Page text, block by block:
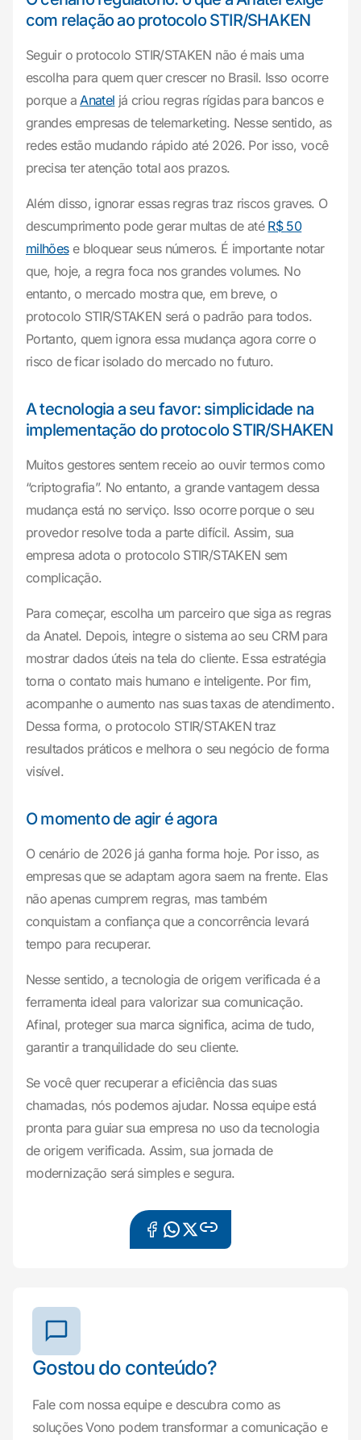
com relação ao protocolo STIR/SHAKEN
Seguir o protocolo STIR/STAKEN não é mais uma
escolha para quem quer crescer no Brasil. Isso ocorre
porque aAnatel já criou regras rígidas para bancos e
grandes empresas de telemarketing. Nesse sentido, as
redes estão mudando rápido até 2026. Por isso, você
precisa ter atenção total aos prazos.
Além disso, ignorar essas regras traz riscos graves. O
descumprimento pode gerar multas de até R$ 50
milhõese bloquear seus números. É importante notar
que, hoje, a regra foca nos grandes volumes. No
entanto, o mercado mostra que, em breve, o
protocolo STIR/STAKEN será o padrão para todos.
Portanto, quem ignora essa mudança agora corre o
risco de ficar isolado do mercado no futuro.
A tecnologia a seu favor: simplicidade na
implementação do protocolo STIR/SHAKEN
Muitos gestores sentem receio ao ouvir termos como
“criptografia”. No entanto, a grande vantagem dessa
mudança está no serviço. Isso ocorre porque o seu
provedor resolve toda a parte difícil. Assim, sua
empresa adota o protocolo STIR/STAKEN sem
complicação.
Para começar, escolha um parceiro que siga as regras
da Anatel. Depois, integre o sistema ao seu CRM para
mostrar dados úteis na tela do cliente. Essa estratégia
torna o contato mais humano e inteligente. Por fim,
acompanhe o aumento nas suas taxas de atendimento.
Dessa forma, o protocolo STIR/STAKEN traz
resultados práticos e melhora o seu negócio de forma
visível.
O momento de agir é agora
O cenário de 2026 já ganha forma hoje. Por isso, as
empresas que se adaptam agora saem na frente. Elas
não apenas cumprem regras, mas também
conquistam a confiança que a concorrência levará
tempo para recuperar.
Nesse sentido, a tecnologia de origem verificada é a
ferramenta ideal para valorizar sua comunicação.
Afinal, proteger sua marca significa, acima de tudo,
garantir a tranquilidade do seu cliente.
Se você quer recuperar a eficiência das suas
chamadas, nós podemos ajudar. Nossa equipe está
pronta para guiar sua empresa no uso da tecnologia
de origem verificada. Assim, sua jornada de
modernização será simples e segura.
Gostou do conteúdo?
Fale com nossa equipe e descubra como as
soluções Vono podem transformar a comunicação e